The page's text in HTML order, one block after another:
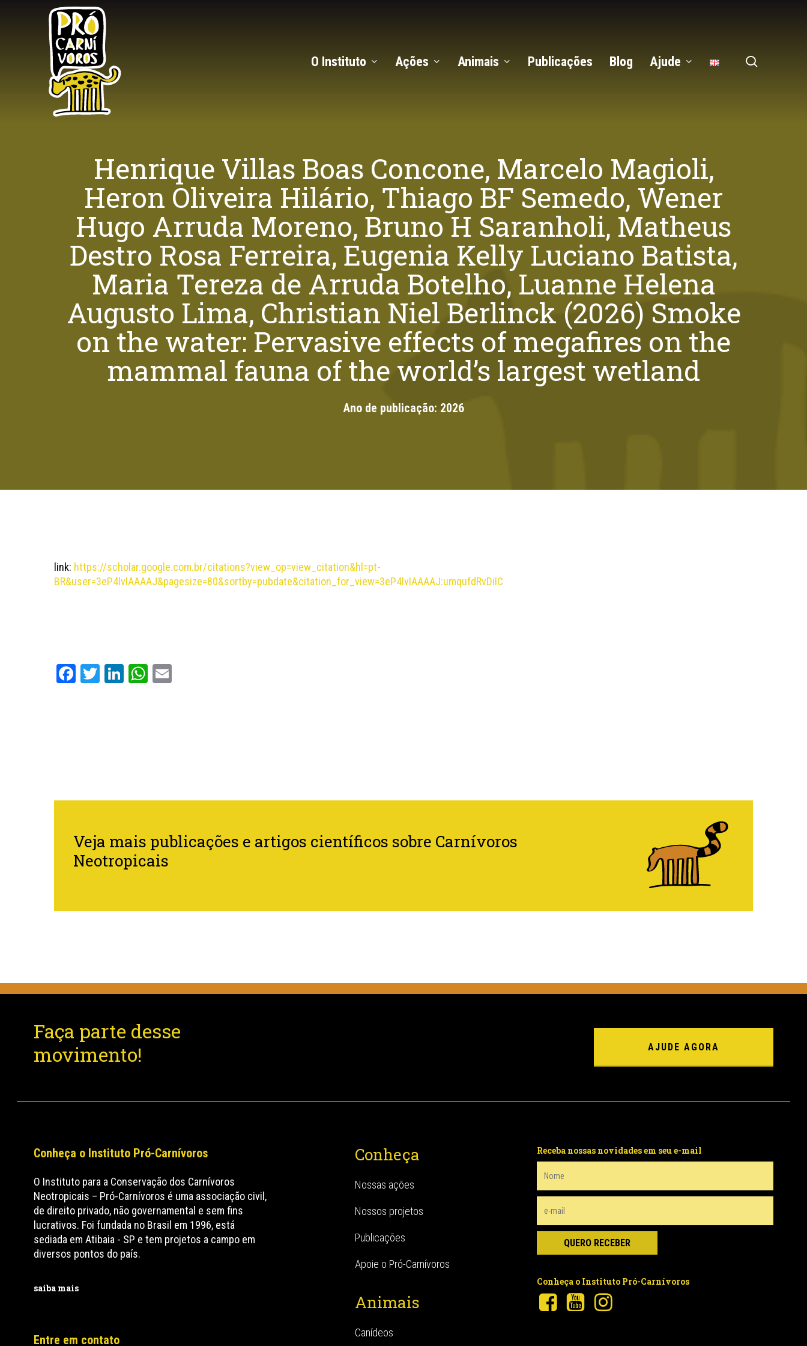
Pressione "enter" para buscar ou ESC para sair
O Instituto Ações Animais Publicações Blog Ajude
Henrique Villas Boas Concone, Marcelo Magioli,
Heron Oliveira Hilário, Thiago BF Semedo, Wener
Hugo Arruda Moreno, Bruno H Saranholi, Matheus
Destro Rosa Ferreira, Eugenia Kelly Luciano Batista,
Maria Tereza de Arruda Botelho, Luanne Helena
Augusto Lima, Christian Niel Berlinck (2026) Smoke
on the water: Pervasive effects of megafires on the
mammal fauna of the world’s largest wetland
Ano de publicação: 2026
link: https://scholar.google.com.br/citations?view_op=view_citation&hl=pt-
BR&user=3eP4lvIAAAAJ&pagesize=80&sortby=pubdate&citation_for_view=3eP4lvIAAAAJ:umqufdRvDiIC
Facebook
Twitter
LinkedInWhatsApp
Veja mais publicações e artigos científicos sobre Carnívoros
Neotropicais
Faça parte desse
movimento!
AJUDE AGORA
Conheça o Instituto Pró-Carnívoros
O Instituto para a Conservação dos Carnívoros
Neotropicais – Pró-Carnívoros é uma associação civil,
de direito privado, não governamental e sem fins
lucrativos. Foi fundada no Brasil em 1996, está
sediada em Atibaia - SP e tem projetos a campo em
diversos pontos do país.
saiba mais
Entre em contato
Conheça
Nossas ações
Nossos projetos
Publicações
Apoie o Pró-Carnívoros
Animais
Canídeos
Receba nossas novidades em seu e-mail
Conheça o Instituto Pró-Carnívoros